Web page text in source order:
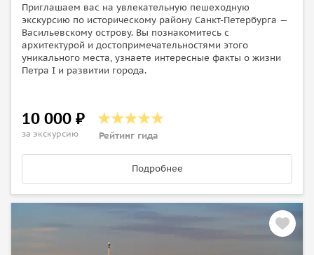
Приглашаем вас на увлекательную пешеходную
экскурсию по историческому району Санкт-Петербурга —
Васильевскому острову. Вы познакомитесь с
архитектурой и достопримечательностями этого
уникального места, узнаете интересные факты о жизни
Петра I и развитии города.
10 000 ₽
за экскурсию Рейтинг гида
Подробнее